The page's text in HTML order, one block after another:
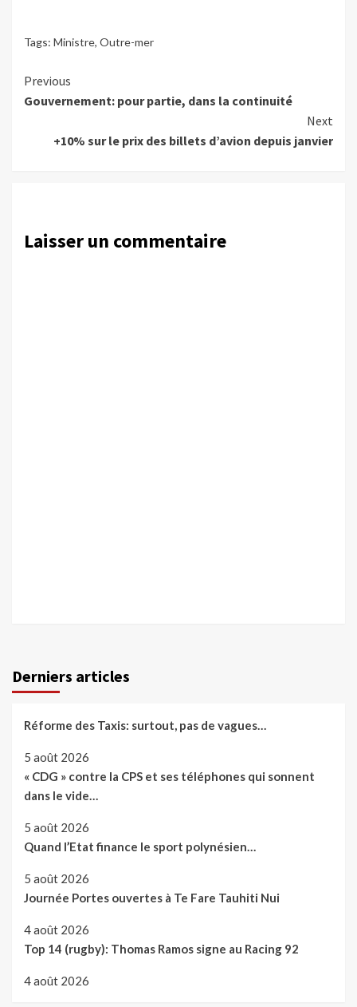
Tags: Ministre, Outre-mer
Continue
Reading
Previous
Gouvernement: pour partie, dans la continuité
Next
+10% sur le prix des billets d’avion depuis janvier
Laisser un commentaire
Derniers articles
Réforme des Taxis: surtout, pas de vagues…
5 août 2026
« CDG » contre la CPS et ses téléphones qui sonnent
dans le vide…
5 août 2026
Quand l’Etat finance le sport polynésien…
5 août 2026
Journée Portes ouvertes à Te Fare Tauhiti Nui
4 août 2026
Top 14 (rugby): Thomas Ramos signe au Racing 92
4 août 2026